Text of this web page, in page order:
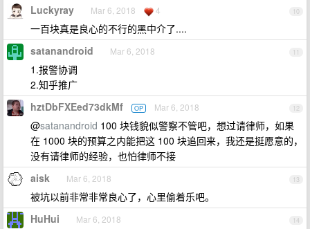
10
Luckyray Mar 6, 2018 4
一百块真是良心的不行的黑中介了....
11
satanandroid Mar 6, 2018
1.报警协调
2.知乎推广
12
hztDbFXEed73dkMf OP Mar 6, 2018
@satanandroid 100 块钱貌似警察不管吧，想过请律师，如果
在 1000 块的预算之内能把这 100 块追回来，我还是挺愿意的，
没有请律师的经验，也怕律师不接
13
aisk Mar 6, 2018
被坑以前非常非常良心了，心里偷着乐吧。
14
HuHui Mar 6, 2018